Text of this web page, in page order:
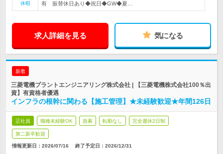
休暇
有 振替休日あり◆祝日◆GW◆夏…
求人詳細を見る 気になる
新着
三菱電機プラントエンジニアリング株式会社 | 【三菱電機株式会社100％出
資】有資格者優遇
インフラの根幹に関わる【施工管理】★未経験歓迎★年間126日
正社員 職種未経験OK 急募 転勤なし 完全週休2日制
第二新卒歓迎
情報更新日：2026/07/16 終了予定日： 2026/12/31